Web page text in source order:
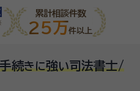
累計相談件数
25万件以上
続き に強い司法書士/